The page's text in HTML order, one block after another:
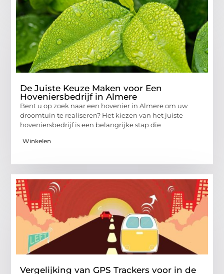
De Juiste Keuze Maken voor Een
Hoveniersbedrijf in Almere
Bent u op zoek naar een hovenier in Almere om uw
droomtuin te realiseren? Het kiezen van het juiste
hoveniersbedrijf is een belangrijke stap die
Winkelen
Vergelijking van GPS Trackers voor in de